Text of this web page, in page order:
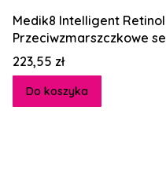
Medik8 Intelligent Retinol
Przeciwzmarszczkowe
0,3 %
Cena
223,55 zł
Do koszyka